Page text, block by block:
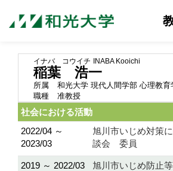
イナバ コウイチ INABA Kooichi
稲葉 浩一
所属
和光大学 現代人間学部 心理教育
職種
准教授
社会における活動
2022/04 ～
2023/03
旭川市いじめ対策
談会 委員
2019 ～ 2022/03
旭川市いじめ防止